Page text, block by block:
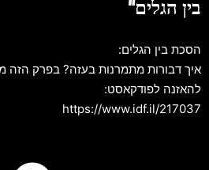
בין הגלים"
הסכת בין הגלים:
איך דבורות מתמרנות בעזה? בפרק הזה
להאזנה לפודקאסט:
https://www.idf.il/217037